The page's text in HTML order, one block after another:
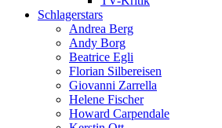
Schlagerstars
Andrea Berg
Andy Borg
Beatrice Egli
Florian Silbereisen
Giovanni Zarrella
Helene Fischer
Howard Carpendale